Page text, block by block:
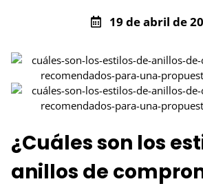
19 de abril de
¿Cuáles son los
anillos de